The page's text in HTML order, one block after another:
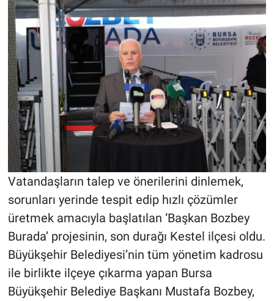
Vatandaşların talep ve önerilerini dinlemek,
sorunları yerinde tespit edip hızlı çözümler
üretmek amacıyla başlatılan ‘Başkan Bozbey
Burada’ projesinin, son durağı Kestel ilçesi oldu.
Büyükşehir Belediyesi’nin tüm yönetim kadrosu
ile birlikte ilçeye çıkarma yapan Bursa
Büyükşehir Belediye Başkanı Mustafa Bozbey,